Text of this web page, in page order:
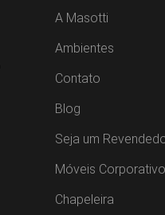
A Masotti
Ambientes
Contato
Blog
Seja um
Móveis
Chapeleira